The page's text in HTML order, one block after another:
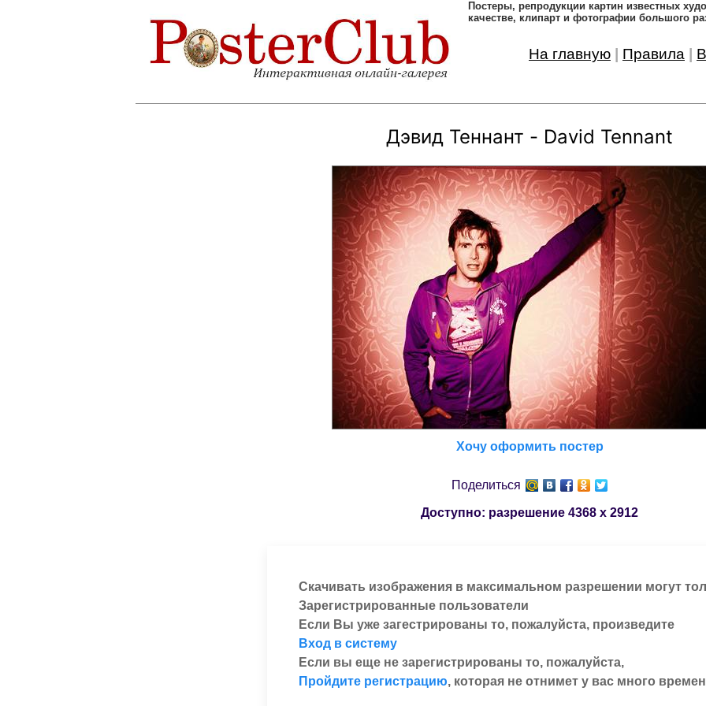
Постеры, pепродукции картин известных
качестве, клипарт и фотографии большого
На главную Правила
Дэвид Теннант - David Tennant
Хочу оформить постер
Поделиться
Доступно: разрешение 4368 x 2912
Скачивать изображения в максимальном разрешении могут
Зарегистрированные пользователи
Если Вы уже загестрированы то, пожалуйста, произведите
Вход в систему
Если вы еще не зарегистрированы то, пожалуйста,
Пройдите регистрацию, которая не отнимет у вас много